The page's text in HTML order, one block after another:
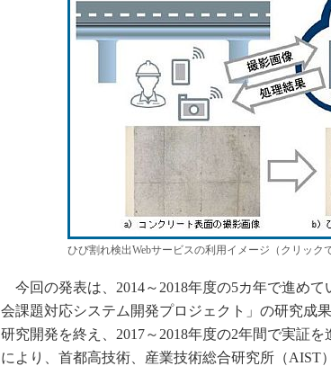
ひび割れ検出Webサービスの利用イメージ（クリック
今回の発表は、2014～2018年度の5カ年で進め
会課題対応システム開発プロジェクト」の研究成
研究開発を終え、2017～2018年度の2年間で実証
により、首都高技術、産業技術総合研究所（AIST